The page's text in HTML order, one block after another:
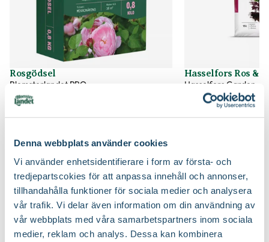
Denna webbplats använder cookies
Vi använder enhetsidentifierare i form av första- och
tredjepartscokies för att anpassa innehåll och annonser,
tillhandahålla funktioner för sociala medier och analysera
vår trafik. Vi delar även information om din användning av
vår webbplats med våra samarbetspartners inom sociala
medier, reklam och analys. Dessa kan kombinera
Utmärkande egenskaper Doftar, Fjärilslockande, Lång
blomningstid
Certifiering MPS Vad betyder märkningen?
Ursprung Kulturursprung
Art nr
Beskärningssätt Beskär ner till ca 10-15 cm över marknivå
Beskärningstid På våren
Rosgödsel
Blomsterlandet PRO
7990
Till Produkten
till Rosgödsel produktsida
Hasselfors Ros &
Hasselfors Garden
90
Så här planterar du rosor